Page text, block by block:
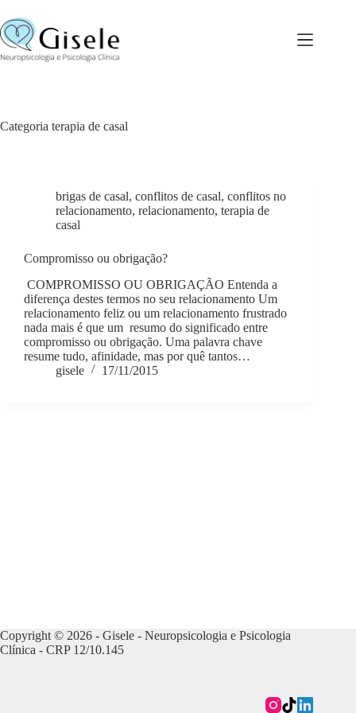
para
o
conteúdo
Categoria terapia de casal
brigas de casal, conflitos de casal, conflitos no
relacionamento, relacionamento, terapia de
casal
Compromisso ou obrigação?
COMPROMISSO OU OBRIGAÇÃO Entenda a
diferença destes termos no seu relacionamento Um
relacionamento feliz ou um relacionamento frustrado
nada mais é que um resumo do significado entre
compromisso ou obrigação. Uma palavra chave
resume tudo, afinidade, mas por quê tantos…
gisele
17/11/2015
Copyright © 2026 - Gisele - Neuropsicologia e Psicologia
Clínica - CRP 12/10.145